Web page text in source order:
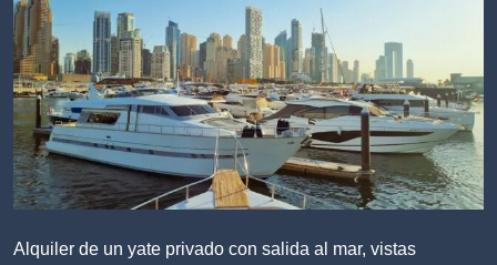
Alquiler de un yate privado con salida al mar, vistas